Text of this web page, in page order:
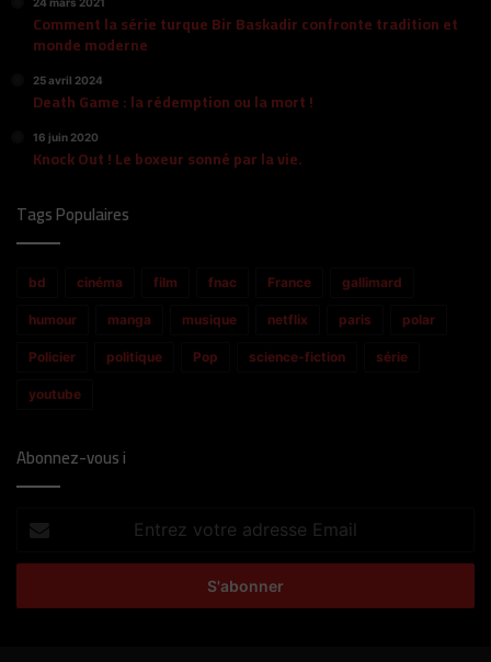
Comment la série turque Bir Baskadir confronte tradition et
monde moderne
25 avril 2024
Death Game : la rédemption ou la mort !
16 juin 2020
Knock Out ! Le boxeur sonné par la vie.
Tags Populaires
bd cinéma film fnac France gallimard
humour manga musique netflix paris polar
Policier politique Pop science-fiction série
youtube
Abonnez-vous i
adresse